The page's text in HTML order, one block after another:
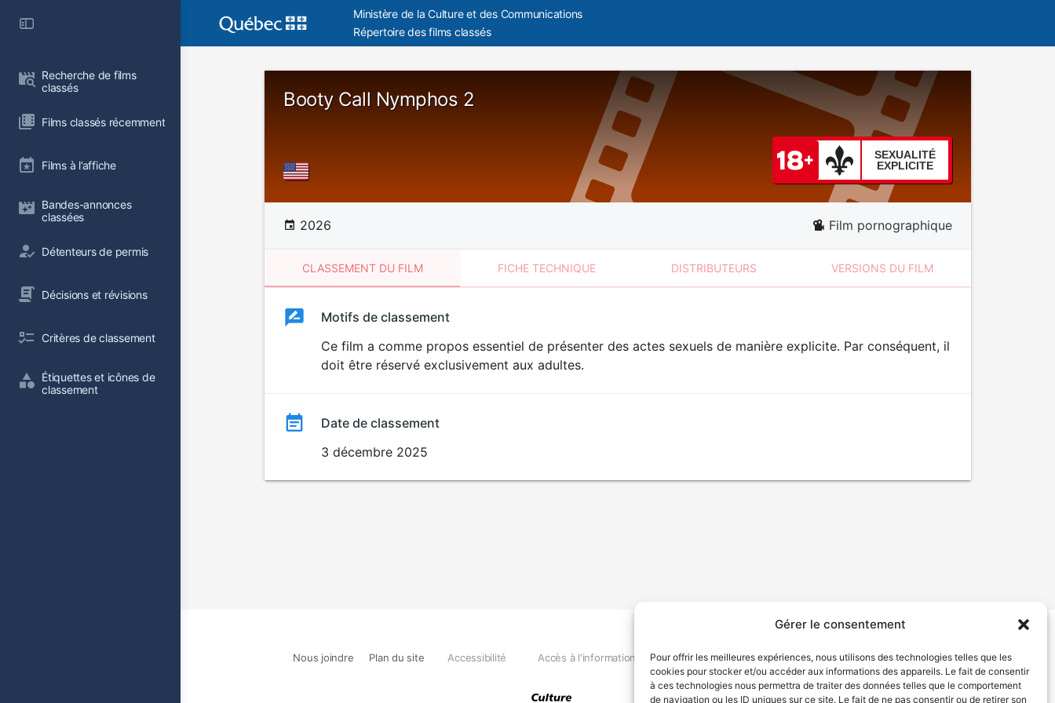
Gérer le consentement
Pour offrir les meilleures expériences, nous utilisons des technologies telles que les
cookies pour stocker et/ou accéder aux informations des appareils. Le fait de consentir
à ces technologies nous permettra de traiter des données telles que le comportement
de navigation ou les ID uniques sur ce site. Le fait de ne pas consentir ou de retirer son
Recherche de films
classés
Films classés récemment
Films à l’affiche
Bandes-annonces
classées
Détenteurs de permis
Décisions et révisions
Critères de classement
Étiquettes et icônes de
classement
Ministère de la Culture et des Communications
Répertoire des films classés
Booty Call Nymphos 2
SEXUALITÉ
EXPLICITE
2026 Film pornographique
CLASSEMENT DU FILM FICHE TECHNIQUE DISTRIBUTEURS VERSIONS DU FILM
ClassementClassement
SEXUALITÉ
EXPLICITE
Motifs de classement
Ce film a comme propos essentiel de présenter des actes sexuels de manière explicite. Par conséquent, il
doit être réservé exclusivement aux adultes.
Date de classement
3 décembre 2025
Nous joindre Plan du site Accessibilité Accès à l'information Déclaration de services Politique de confidentialité